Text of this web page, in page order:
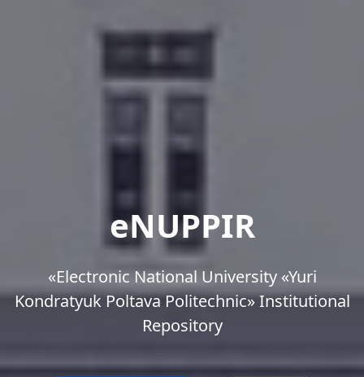
eNUPPIR
«Еlectronic National University «Yuri
Kondratyuk Poltava Politechnic» Institutional
Repository